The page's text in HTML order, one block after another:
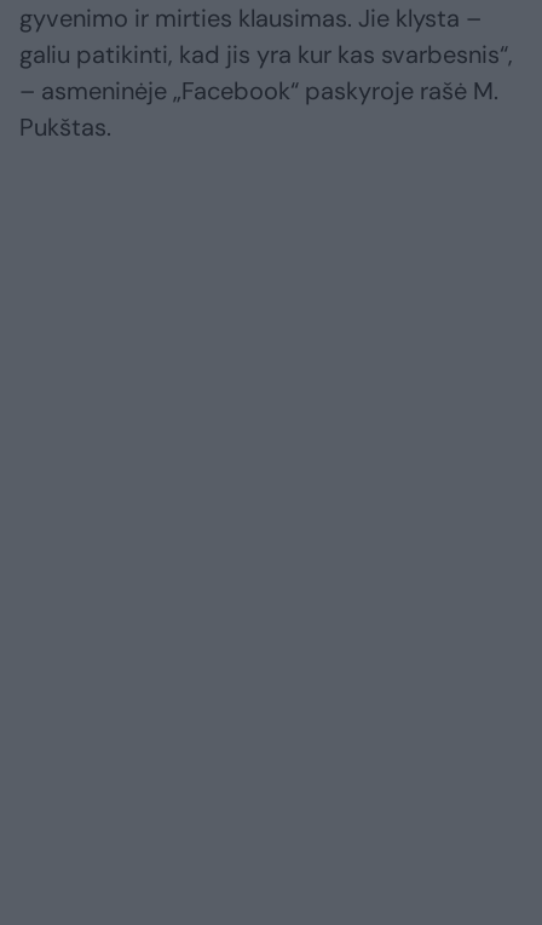
gyvenimo ir mirties klausimas. Jie klysta –
galiu patikinti, kad jis yra kur kas svarbesnis“,
– asmeninėje „Facebook“ paskyroje rašė M.
Pukštas.